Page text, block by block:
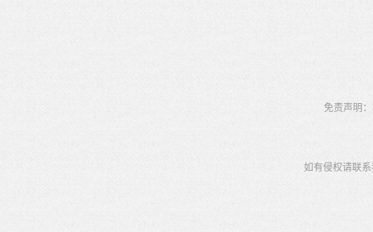
免责声明
如有侵权请联